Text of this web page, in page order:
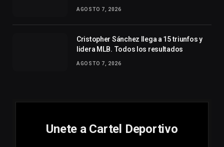
AGOSTO 7, 2026
Cristopher Sánchez llega a 15 triunfos y
lidera MLB. Todos los resultados
AGOSTO 7, 2026
Unete a Cartel Deportivo